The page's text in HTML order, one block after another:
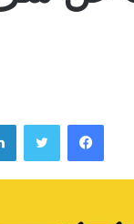
فيسبوك تويتر